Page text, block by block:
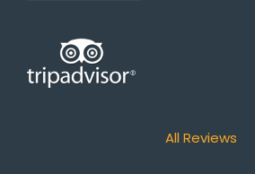
All Reviews